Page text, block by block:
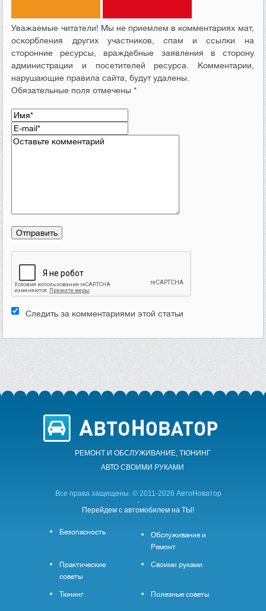
Уважаемые читатели! Мы не приемлем в комментариях мат,
оскорбления других участников, спам и ссылки на
сторонние ресурсы, враждебные заявления в сторону
администрации и посетителей ресурса. Комментарии,
нарушающие правила сайта, будут удалены.
Обязательные поля отмечены *
Следить за комментариями этой статьи
РЕМОНТ И ОБСЛУЖИВАНИЕ, ТЮНИНГ
АВТО CВОИМИ РУКАМИ
Все права защищены. © 2011-2026 АвтоНоватор
-
Перейдем с автомобилем на ТЫ!
Безопасность
Обслуживание и
Ремонт
Практические
советы
Своими руками
Тюнинг Полезные советы